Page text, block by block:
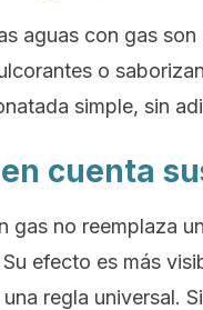
aguas con gas
o
simple, sin
cuenta
gas no reemplaza
efecto es más
regla universal.